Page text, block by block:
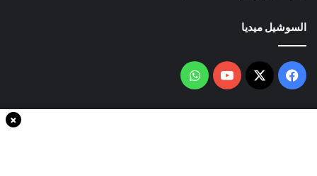
السوشيل ميديا
فيسبوك
‫X
‫YouTubeواتساب
×